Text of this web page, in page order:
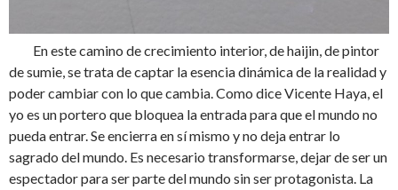
En este camino de crecimiento interior, de haijin, de pintor
de sumie, se trata de captar la esencia dinámica de la realidad y
poder cambiar con lo que cambia. Como dice Vicente Haya, el
yo es un portero que bloquea la entrada para que el mundo no
pueda entrar. Se encierra en sí mismo y no deja entrar lo
sagrado del mundo. Es necesario transformarse, dejar de ser un
espectador para ser parte del mundo sin ser protagonista. La